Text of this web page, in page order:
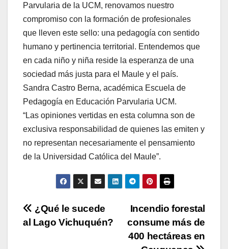
Parvularia de la UCM, renovamos nuestro
compromiso con la formación de profesionales
que lleven este sello: una pedagogía con sentido
humano y pertinencia territorial. Entendemos que
en cada niño y niña reside la esperanza de una
sociedad más justa para el Maule y el país.
Sandra Castro Berna, académica Escuela de
Pedagogía en Educación Parvularia UCM.
“Las opiniones vertidas en esta columna son de
exclusiva responsabilidad de quienes las emiten y
no representan necesariamente el pensamiento
de la Universidad Católica del Maule”.
Navegación
Incendio forestal
consume más de
400 hectáreas en
¿Qué le sucede
al Lago Vichuquén?